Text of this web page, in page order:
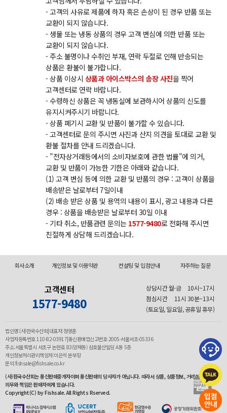
- 고객의 사유로 제품에 하자 혹은 손상이 된 경우 반품 또는
교환이 되지 않습니다.
- 생물 또는 냉동 상품의 경우 고객 변심에 의한 반품 또는
교환이 되지 않습니다.
- 주소 불명이나 수취인 부재, 연락 두절로 인해 반송되는
상품은 환불이 불가합니다.
- 상품 이상시 상품과 아이스박스의 송장 사진을 찍어
고객센터로 연락 바랍니다.
- 수령하신 상품은 꼭 냉동실에 보관하시어 상품의 신도를
유지시켜주시기 바랍니다.
- 상품 폐기시 교환 및 반품이 불가할 수 있습니다.
- 고객센터로 문의 주시면 사진과 산지 의견을 토대로 교환 및
환불 절차를 안내 드리겠습니다.
- "전자상거래등에서의 소비자보호에 관한 법률"에 의거,
교환 및 반품이 가능한 기한은 아래와 같습니다.
(1) 고객 변심 등에 의한 교환 및 반품의 경우 : 고객이 상품을
배송받은 날로부터 7일이내
(2) 배송 받은 상품 및 용역의 내용이 표시, 광고 내용과 다른
경우 : 상품을 배송받은 날로부터 30일 이내
- 기타 취소, 반품관련 문의는 1577-9480로 전화해 주시면
친절하게 상담해 드리겠습니다.
회사소개 개인정보 및 이용약관 컨설팅 및 입점안내 자주하는 질문
고객센터
1577-9480
상담시간 월-금
10시~17시
점심시간
11시 30분~13시
(토요일, 일요일, 공휴일 휴무)
법인명:(사)한국수산회|대표자:정영훈
사업자등록번호 110-82-03917|통신판매업신고번호 2005-서울서초-05336
주소:서울특별시 서초구 논현로 83(양재동) 삼호물산빌딩 A동 5층
개인정보처리관리책임자:이은석 본부장
문의:fishsale@fishsale.co.kr
(사)한국수산회는 통신판매중개자이며 통신판매의 당사자가 아닙니다. 따라서 상품, 상품정보, 거래에 관한
의무와 책임은 판매자에게 있습니다.
Copyright(C) by Fishsale. All Rights Rserved.